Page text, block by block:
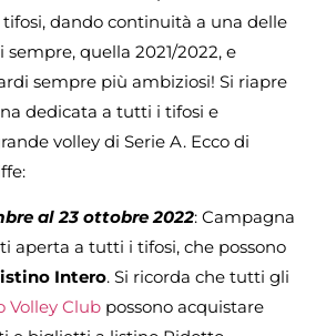
dando continuità a una delle
quella 2021/2022, e
sempre più ambiziosi! Si riapre
dedicata a tutti i tifosi e
volley di Serie A. Ecco di
al 23 ottobre 2022: Campagna
aperta a tutti i tifosi, che possono
Intero. Si ricorda che tutti gli
Volley Club possono acquistare